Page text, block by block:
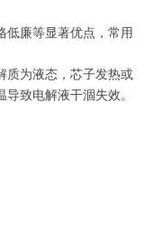
廉等显著优点，常用
为液态，芯子发热或
致电解液干涸失效。